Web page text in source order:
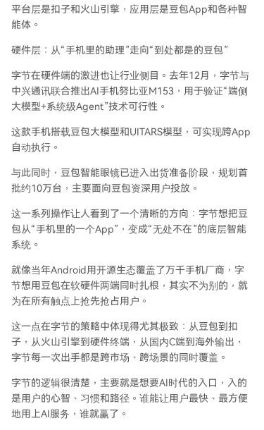
平台层是扣子和火山引擎，应用层是豆包App和各种智
能体。
硬件层：从“手机里的助理”走向“到处都是的豆包”
字节在硬件端的激进也让行业侧目。去年12月，字节与
中兴通讯联合推出AI手机努比亚M153，用于验证“端侧
大模型+系统级Agent”技术可行性。
这款手机搭载豆包大模型和UITARS模型，可实现跨App
自动执行。
与此同时，豆包智能眼镜已进入出货准备阶段，规划首
批约10万台，主要面向豆包资深用户投放。
这一系列操作让人看到了一个清晰的方向：字节想把豆
包从“手机里的一个App”，变成“无处不在”的底层智能
系统。
就像当年Android用开源生态覆盖了万千手机厂商，字
节想用豆包在软硬件两端同时扎根，其实不为别的，就
为在所有触点上抢先抢占用户。
这一点在字节的策略中体现得尤其极致：从豆包到扣
子，从火山引擎到硬件终端，从国内C端到海外输出，
字节每一次出手都是跨市场、跨场景的同时覆盖。
字节的逻辑很清楚，主要就是想要AI时代的入口，入的
是用户的心智、习惯和路径。谁能让用户最快、最方便
地用上AI服务，谁就赢了。